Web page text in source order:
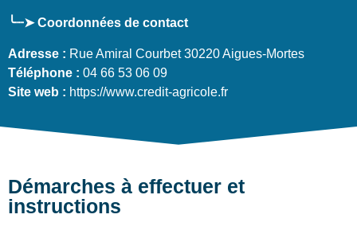
╰┈➤ Coordonnées de contact
Adresse : Rue Amiral Courbet 30220 Aigues-Mortes
Téléphone : 04 66 53 06 09
Site web : https://www.credit-agricole.fr
Démarches à effectuer et
instructions